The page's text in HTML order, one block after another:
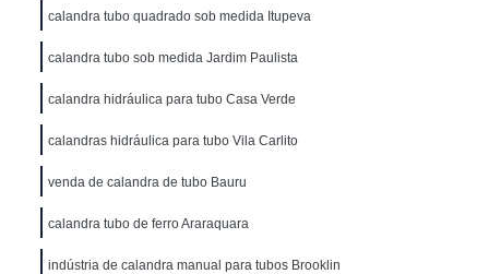
Galvanizado de Escada
Escada
Corrimão em Aço Galvanizado
Galvanizado para Escada
Corrimão Galvanizado Aço
em Aço
Escada
calandra tubo quadrado sob medida Itupeva
calandra tubo sob medida Jardim Paulista
calandra hidráulica para tubo Casa Verde
calandras hidráulica para tubo Vila Carlito
venda de calandra de tubo Bauru
calandra tubo de ferro Araraquara
indústria de calandra manual para tubos Brooklin